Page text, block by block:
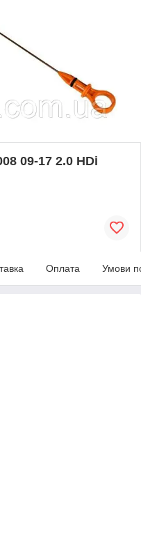
09-17 2.0 HDi
Оплата Умови